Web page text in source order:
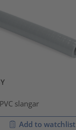
slangar
Add to watchlist